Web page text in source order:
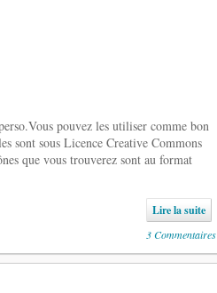
pouvez les utiliser comme bon
sont sous Licence Creative Commons
que vous trouverez sont au format
Lire la suite
3 Commentaires